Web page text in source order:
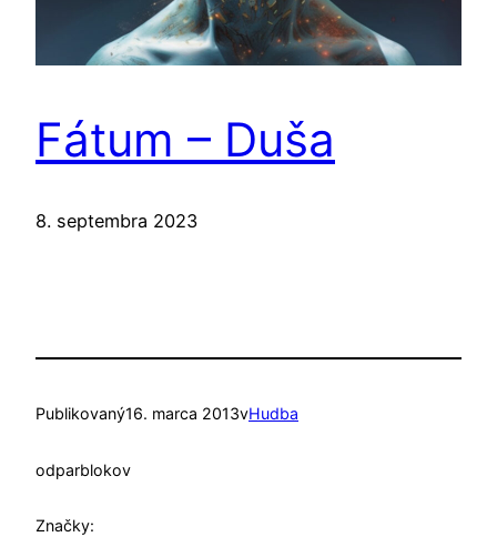
Fátum – Duša
8. septembra 2023
Publikovaný16. marca 2013vHudba
odparblokov
Značky: